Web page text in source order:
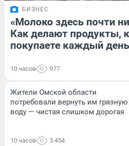
БИЗНЕС
«Молоко здесь почти
Как делают продукты,
покупаете каждый день
10 часов 977
Жители Омской области
потребовали вернуть им грязную
воду — чистая слишком дорогая
10 часов 3 454